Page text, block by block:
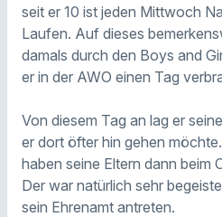
seit er 10 ist jeden Mittwoch
Laufen. Auf dieses
damals durch den Boys and
er in der AWO einen Tag
Von diesem Tag an lag er
er dort öfter hin gehen
haben seine Eltern dann beim
Der war natürlich sehr
sein Ehrenamt antreten.